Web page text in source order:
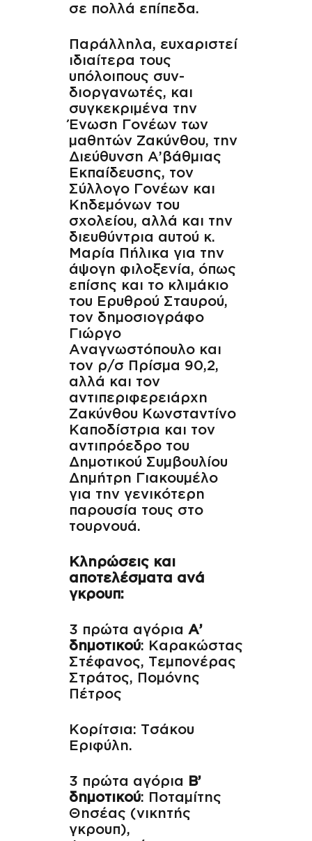
σε πολλά επίπεδα.
Παράλληλα, ευχαριστεί
ιδιαίτερα τους
υπόλοιπους συν-
διοργανωτές, και
συγκεκριμένα την
Ένωση Γονέων των
μαθητών Ζακύνθου, την
Διεύθυνση Α’βάθμιας
Εκπαίδευσης, τον
Σύλλογο Γονέων και
Κηδεμόνων του
σχολείου, αλλά και την
διευθύντρια αυτού κ.
Μαρία Πήλικα για την
άψογη φιλοξενία, όπως
επίσης και το κλιμάκιο
του Ερυθρού Σταυρού,
τον δημοσιογράφο
Γιώργο
Αναγνωστόπουλο και
τον ρ/σ Πρίσμα 90,2,
αλλά και τον
αντιπεριφερειάρχη
Ζακύνθου Κωνσταντίνο
Καποδίστρια και τον
αντιπρόεδρο του
Δημοτικού Συμβουλίου
Δημήτρη Γιακουμέλο
για την γενικότερη
παρουσία τους στο
τουρνουά.
Κληρώσεις και
αποτελέσματα ανά
γκρουπ:
3 πρώτα αγόρια Α’
δημοτικού: Καρακώστας
Στέφανος, Τεμπονέρας
Στράτος, Πομόνης
Πέτρος
Κορίτσια: Τσάκου
Εριφύλη.
3 πρώτα αγόρια
Β’
δημοτικού: Ποταμίτης
Θησέας (νικητής
γκρουπ),